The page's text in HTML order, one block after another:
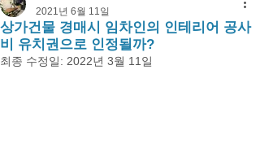
상가건물 경매시 임차인의 인테리어 공사
비 유치권으로 인정될까?
2021년 6월 11일
최종 수정일: 2022년 3월 11일